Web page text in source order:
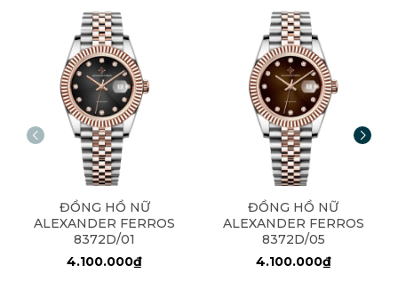
ĐỒNG HỒ NỮ
ALEXANDER FERROS
8372D/01
4.100.000₫
ĐỒNG HỒ NỮ
ALEXANDER FERROS
8372D/05
4.100.000₫